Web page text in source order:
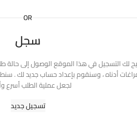
OR
سجل
لك التسجيل في هذا الموقع الوصول إلى
أدناه ، وسنقوم بإعداد حساب جديد لك .
لجعل عملية الطلب أسرع
تسجيل جديد